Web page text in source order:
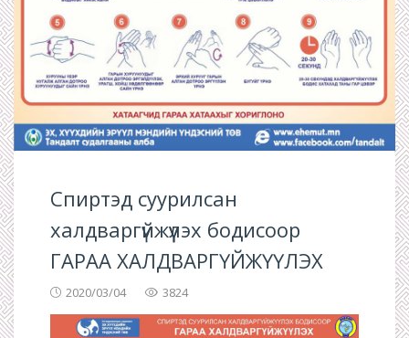
Спиртэд суурилсан
халдваргүйжүүлэх бодисоор
ГАРАА ХАЛДВАРГҮЙЖҮҮЛЭХ
2020/03/04 3824